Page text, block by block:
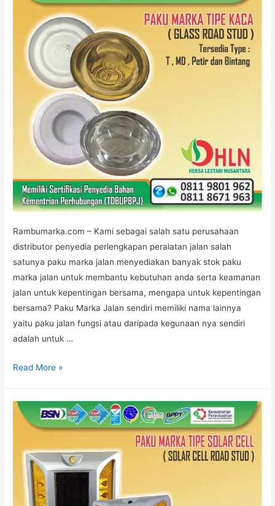
Jalan
Cipayung
Rambumarka.com – Kami sebagai salah satu perusahaan
distributor penyedia perlengkapan peralatan jalan salah
satunya paku marka jalan menyediakan banyak stok paku
marka jalan untuk membantu kebutuhan anda serta keamanan
jalan untuk kepentingan bersama, mengapa untuk kepentingan
bersama? Paku Marka Jalan sendiri memiliki nama lainnya
yaitu paku jalan fungsi atau daripada kegunaan nya sendiri
adalah untuk …
Pabrik
Berbagai
Jenis
Marka
Jalan
Read More »